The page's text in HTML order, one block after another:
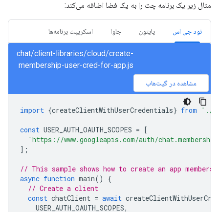
مثال زیر یک برنامه چت را به یک فضا اضافه می‌کند:
نود جی اس پایتون جاوا اسکریپت برنامه‌ها
chat/client-libraries/cloud/create-
membership-user-cred-for-app.js
مشاهده در گیت‌هاب
import {createClientWithUserCredentials} from './
const USER_AUTH_OAUTH_SCOPES = [
'https://www.googleapis.com/auth/
];
// This sample shows how to create an app
async function main()
{
// Create a client
const chatClient = await
USER_AUTH_OAUTH_SCOPES,